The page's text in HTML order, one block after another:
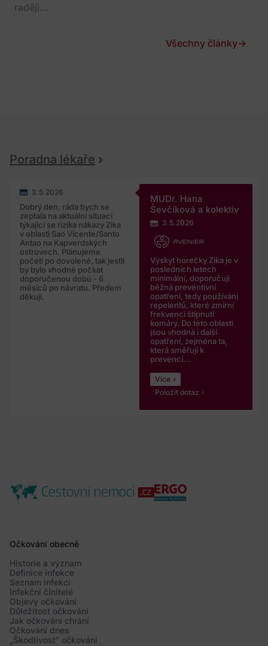
raději...
Všechny články→
Poradna lékaře
3.5.2026
Dobrý den, ráda bych se
zeptala na aktuální situaci
týkající se rizika nákazy Zika
v oblasti Sao Vicente/Santo
Antao na Kapverdských
ostrovech. Plánujeme
početí po dovolené, tak jestli
by bylo vhodné počkat
doporučenou dobu - 6
měsíců po návratu. Předem
děkuji.
MUDr. Hana
Ševčíková a kolektiv
3.5.2026
Výskyt horečky Zika je v
posledních letech
minimální, doporučuji
běžná preventivní
opatření, tedy používání
repelentů, které zmírní
frekvenci štípnutí
komáry. Do této oblasti
jsou vhodná i další
opatření, zejména ta,
která směřují k
prevenci...
Více
Položit dotaz
Očkování obecně
Historie a význam
Definice infekce
Seznam infekcí
Infekční činitelé
Objevy očkování
Důležitost očkování
Jak očkování chrání
Očkování dnes
„Škodlivost“ očkování